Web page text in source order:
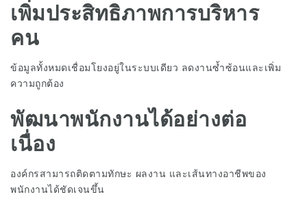
เพิ่มประสิทธิภาพการบริหาร
คน
ข้อมูลทั้งหมดเชื่อมโยงอยู่ในระบบเดียว ลดงานซ้ำซ้อนและเพิ่ม
ความถูกต้อง
พัฒนาพนักงานได้อย่างต่อ
เนื่อง
องค์กรสามารถติดตามทักษะ ผลงาน และเส้นทางอาชีพของ
พนักงานได้ชัดเจนขึ้น